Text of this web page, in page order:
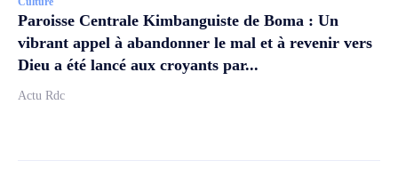
Paroisse Centrale Kimbanguiste de Boma : Un
vibrant appel à abandonner le mal et à revenir vers
Dieu a été lancé aux croyants par...
Actu Rdc